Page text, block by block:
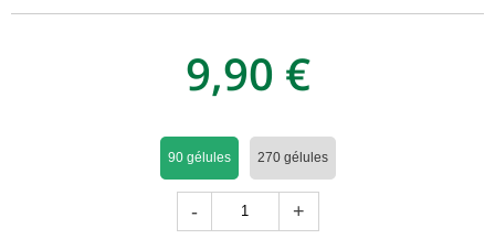
9,90 €
90 gélules 270 gélules
- +